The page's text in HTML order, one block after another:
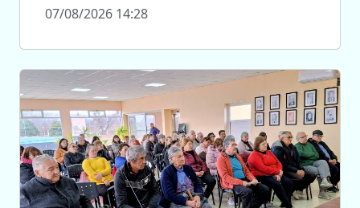
07/08/2026 14:28